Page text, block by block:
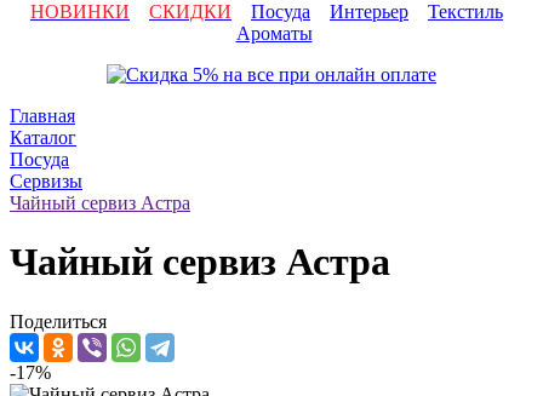
НОВИНКИ
СКИДКИ Посуда Интерьер
Текстиль
Ароматы
Главная
Каталог
Посуда
Сервизы
Чайный сервиз Астра
Чайный сервиз Астра
Поделиться
-17%